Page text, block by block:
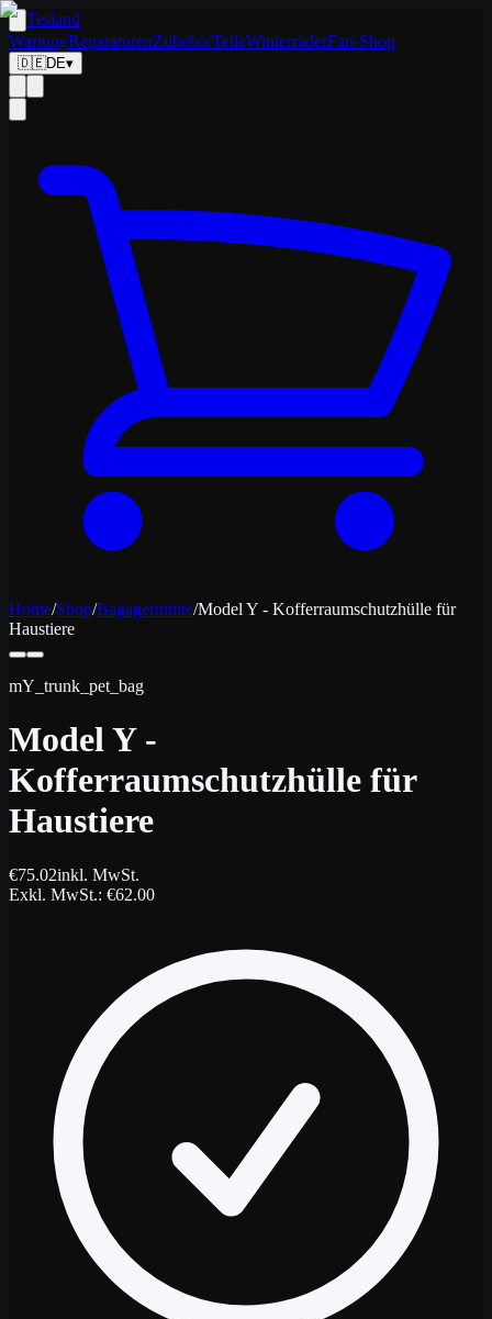
Tesland
WartungReparaturenZubehörTeileWinterräderFan-Shop
🇩🇪DE▾
Home/Shop/Bagageruimte/Model Y - Kofferraumschutzhülle für
Haustiere
mY_trunk_pet_bag
Model Y -
Kofferraumschutzhülle für
Haustiere
€75.02inkl. MwSt.
Exkl. MwSt.: €62.00